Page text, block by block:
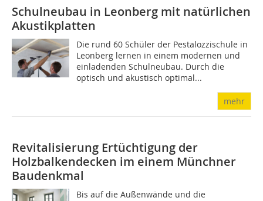
Schulneubau in Leonberg mit natürlichen
Akustikplatten
Die rund 60 Schüler der Pestalozzischule in
Leonberg lernen in einem modernen und
einladenden Schulneubau. Durch die
optisch und akustisch optimal...
mehr
Revitalisierung Ertüchtigung der
Holzbalkendecken im einem Münchner
Baudenkmal
Bis auf die Außenwände und die